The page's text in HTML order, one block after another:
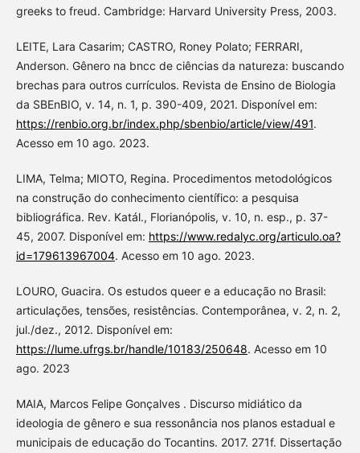
greeks to freud. Cambridge: Harvard University Press, 2003.
LEITE, Lara Casarim; CASTRO, Roney Polato; FERRARI,
Anderson. Gênero na bncc de ciências da natureza: buscando
brechas para outros currículos. Revista de Ensino de Biologia
da SBEnBIO, v. 14, n. 1, p. 390-409, 2021. Disponível em:
https://renbio.org.br/index.php/sbenbio/article/view/491.
Acesso em 10 ago. 2023.
LIMA, Telma; MIOTO, Regina. Procedimentos metodológicos
na construção do conhecimento científico: a pesquisa
bibliográfica. Rev. Katál., Florianópolis, v. 10, n. esp., p. 37-
45, 2007. Disponível em: https://www.redalyc.org/articulo.oa?
id=179613967004. Acesso em 10 ago. 2023.
LOURO, Guacira. Os estudos queer e a educação no Brasil:
articulações, tensões, resistências. Contemporânea, v. 2, n. 2,
jul./dez., 2012. Disponível em:
https://lume.ufrgs.br/handle/10183/250648. Acesso em 10
ago. 2023
MAIA, Marcos Felipe Gonçalves . Discurso midiático da
ideologia de gênero e sua ressonância nos planos estadual e
municipais de educação do Tocantins. 2017. 271f. Dissertação